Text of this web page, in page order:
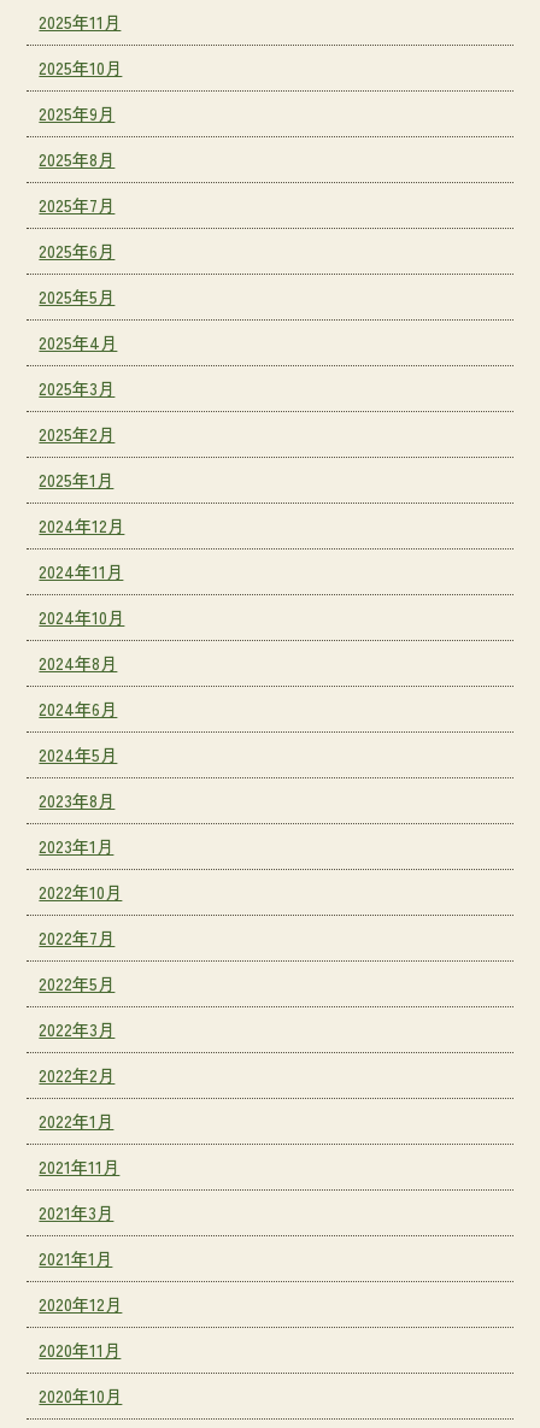
2025年11月
2025年10月
2025年9月
2025年8月
2025年7月
2025年6月
2025年5月
2025年4月
2025年3月
2025年2月
2025年1月
2024年12月
2024年11月
2024年10月
2024年8月
2024年6月
2024年5月
2023年8月
2023年1月
2022年10月
2022年7月
2022年5月
2022年3月
2022年2月
2022年1月
2021年11月
2021年3月
2021年1月
2020年12月
2020年11月
2020年10月